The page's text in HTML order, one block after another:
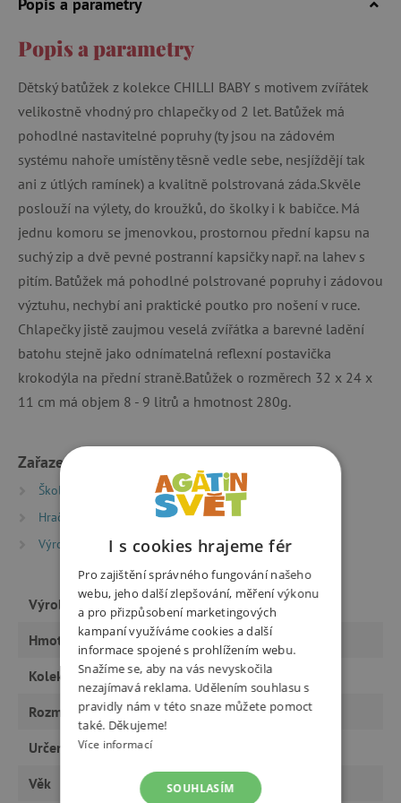
Popis a parametry
Dětský batůžek z kolekce CHILLI BABY s motivem zvířátek
velikostně vhodný pro chlapečky od 2 let. Batůžek má
pohodlné nastavitelné popruhy (ty jsou na zádovém
systému nahoře umístěny těsně vedle sebe, nesjíždějí tak
ani z útlých ramínek) a kvalitně polstrovaná záda.Skvěle
poslouží na výlety, do kroužků, do školky i k babičce. Má
jednu komoru se jmenovkou, prostornou přední kapsu na
suchý zip a dvě pevné postranní kapsičky např. na lahev s
pitím. Batůžek má pohodlné polstrované popruhy i zádovou
výztuhu, nechybí ani praktické poutko pro nošení v ruce.
Chlapečky jistě zaujmou veselá zvířátka a barevné ladění
batohu stejně jako odnímatelná reflexní postavička
krokodýla na přední straně.Batůžek o rozměrech 32 x 24 x
11 cm má objem 8 - 9 litrů a hmotnost 280g.
Zařazeno v kategoriích
Školní batohy a aktovky
Batohy pro předškoláky
Hračky dle typu
Výrobci
Topgal
Výrobce Topgal
Hmotnost 0,28 kg
Kolekce 2015 - 2017
Rozměry 32 x 24 x 11 cm
Určeno pro
Věk od 3 let
I s cookies hrajeme fér
Pro zajištění správného fungování našeho
webu, jeho další zlepšování, měření výkonu
a pro přizpůsobení marketingových
kampaní využíváme cookies a další
informace spojené s prohlížením webu.
Snažíme se, aby na vás nevyskočila
nezajímavá reklama. Udělením souhlasu s
pravidly nám v této snaze můžete pomoct
také. Děkujeme!
Více informací
SOUHLASÍM